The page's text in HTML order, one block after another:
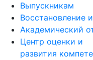
Выпускникам
Восстановление
Академический
Центр оценки и
развития